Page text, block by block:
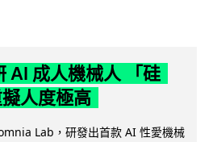
AI 成人機械人 「硅
人度極高
Lab，研發出首款 AI 性愛機械